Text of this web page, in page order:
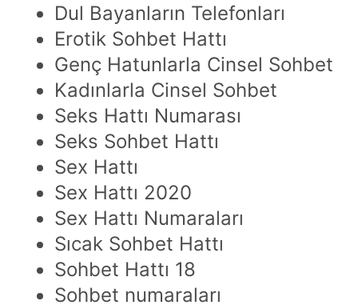
Dul Bayanların Telefonları
Erotik Sohbet Hattı
Genç Hatunlarla Cinsel Sohbet
Kadınlarla Cinsel Sohbet
Seks Hattı Numarası
Seks Sohbet Hattı
Sex Hattı
Sex Hattı 2020
Sex Hattı Numaraları
Sıcak Sohbet Hattı
Sohbet Hattı 18
Sohbet numaraları